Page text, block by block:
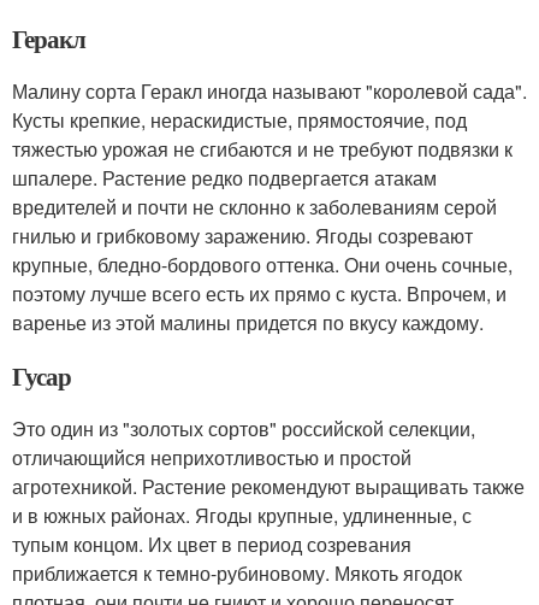
Геракл
Малину сорта Геракл иногда называют "королевой сада".
Кусты крепкие, нераскидистые, прямостоячие, под
тяжестью урожая не сгибаются и не требуют подвязки к
шпалере. Растение редко подвергается атакам
вредителей и почти не склонно к заболеваниям серой
гнилью и грибковому заражению. Ягоды созревают
крупные, бледно-бордового оттенка. Они очень сочные,
поэтому лучше всего есть их прямо с куста. Впрочем, и
варенье из этой малины придется по вкусу каждому.
Гусар
Это один из "золотых сортов" российской селекции,
отличающийся неприхотливостью и простой
агротехникой. Растение рекомендуют выращивать также
и в южных районах. Ягоды крупные, удлиненные, с
тупым концом. Их цвет в период созревания
приближается к темно-рубиновому. Мякоть ягодок